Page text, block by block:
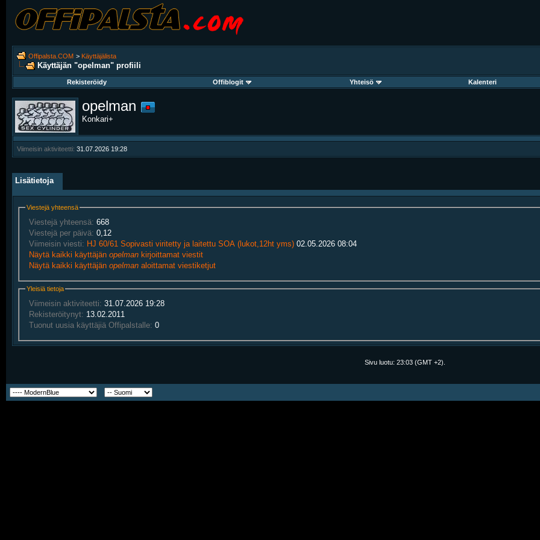
Offipalsta.COM > Käyttäjälista
Käyttäjän "opelman" profiili
Rekisteröidy
Offiblogit Yhteisö Kalenteri
opelman
Konkari+
Viimeisin aktiviteetti: 31.07.2026 19:28
Lisätietoja
Viestejä yhteensä
Viestejä yhteensä: 668
Viestejä per päivä: 0,12
Viimeisin viesti: HJ 60/61 Sopivasti viritetty ja laitettu SOA (lukot,12ht yms) 02.05.2026 08:04
Näytä kaikki käyttäjän opelman kirjoittamat viestit
Näytä kaikki käyttäjän opelman aloittamat viestiketjut
Yleisiä tietoja
Viimeisin aktiviteetti: 31.07.2026 19:28
Rekisteröitynyt: 13.02.2011
Tuonut uusia käyttäjiä Offipalstalle: 0
Sivu luotu: 23:03 (GMT +2).